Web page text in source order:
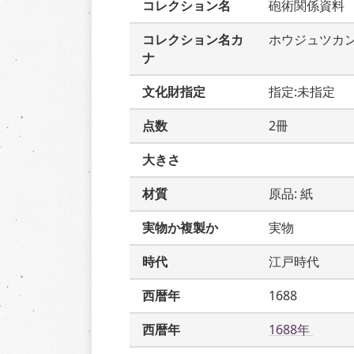
コレクション名
砲術関係資料
コレクション名カ
ナ
ホウジュツカ
文化財指定
指定:未指定
点数
2冊
大きさ
材質
原品: 紙
実物か複製か
実物
時代
江戸時代
西暦年
1688
西暦年
1688年